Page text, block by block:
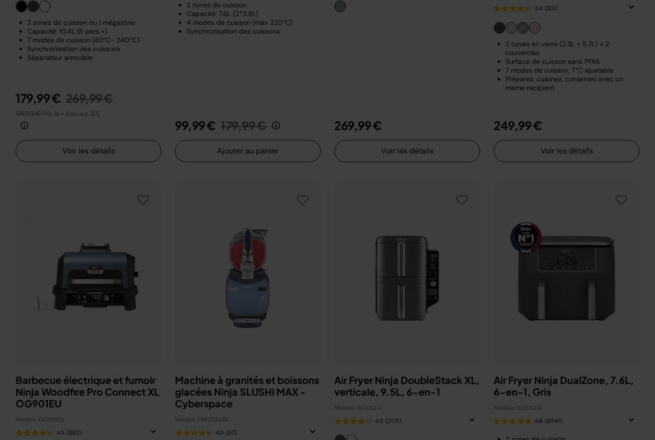
2 zones de cuisson ou 1 mégazone
Capacité: 10.4L (8 pers.+)
7 modes de cuisson (40°C- 240°C)
Synchronisation des cuissons
Séparateur amovible
179,99 € Prix réduit de
269,99 €au
174,99 €Prix le + bas sur 30j
Voir les détails
2 zones de cuisson
Capacité: 7.6L (2*3.8L)
4 modes de cuisson (max 220°C)
Synchronisation des cuissons
99,99 € Prix réduit de
179,99 €au
Ajouter au panier
269,99 €
Voir les détails
4.4 (331)
2 cuves en verre (2.3L + 5.7L) + 2
couvercles
Surface de cuisson sans PFAS
7 modes de cuisson, T°C ajustable
Préparez, cuisinez, conservez avec un
même récipient
249,99 €
Voir les détails
Barbecue électrique et fumoir
Ninja Woodfire Pro Connect XL
OG901EU
Modèle: OG901EU
4.5 (382)
Machine à granités et boissons
glacées Ninja SLUSHi MAX -
Cyberspace
Modèle: FS605EUBL
4.5 (87)
Air Fryer Ninja DoubleStack XL,
verticale, 9.5L, 6-en-1
Modèle: SL400EU
4.3 (2175)
Air Fryer Ninja DualZone, 7.6L,
6-en-1, Gris
Modèle: DZ300EU
4.8 (8647)